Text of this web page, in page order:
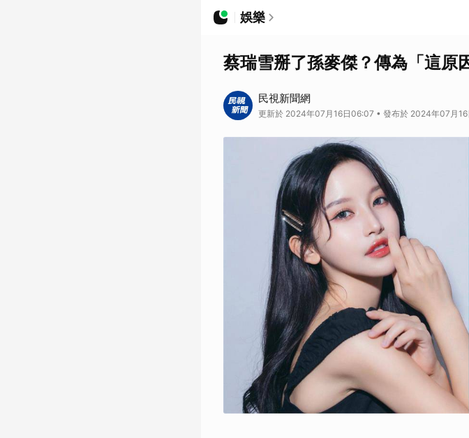
娛樂
蔡瑞雪掰了孫麥傑？傳為「這原
民視新聞網
更新於 2024年07月16日06:07 • 發布於 2024年07月